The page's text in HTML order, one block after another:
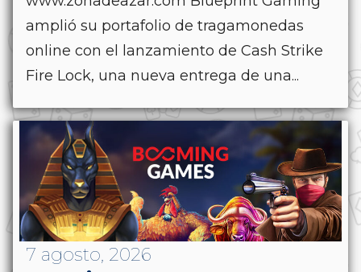
amplió su portafolio de tragamonedas
online con el lanzamiento de Cash Strike
Fire Lock, una nueva entrega de una...
7 agosto, 2026